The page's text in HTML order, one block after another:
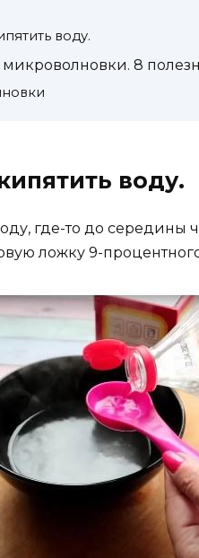
воду.
8
воду.
где-то до середины
ложку 9-процентного